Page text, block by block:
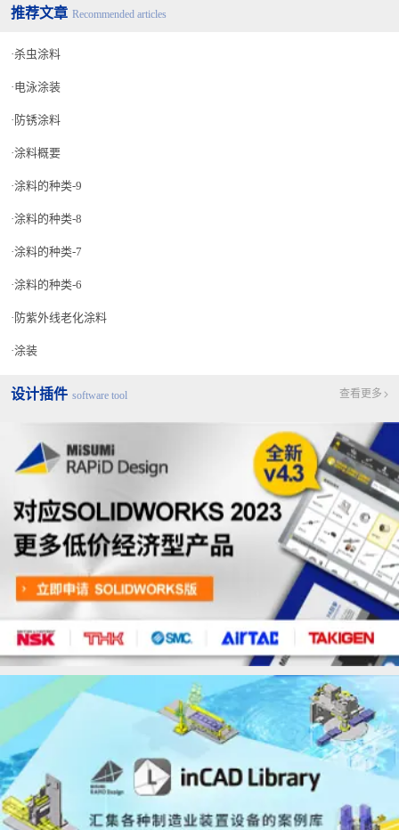
推荐文章 Recommended articles
杀虫涂料
电泳涂装
防锈涂料
涂料概要
涂料的种类-9
涂料的种类-8
涂料的种类-7
涂料的种类-6
防紫外线老化涂料
涂装
设计插件 software tool 查看更多